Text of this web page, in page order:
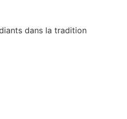
dans la tradition